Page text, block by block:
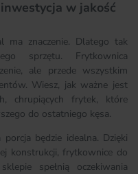
w jakość
znaczenie. Dlatego tak
sprzętu. Frytkownica
ale przede wszystkim
Wiesz, jak ważne jest
chrupiących frytek, które
do ostatniego kęsa.
będzie idealna. Dzięki
konstrukcji, frytkownice do
spełnią oczekiwania